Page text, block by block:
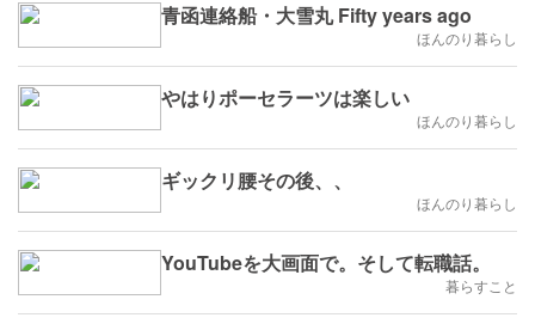
青函連絡船・大雪丸 Fifty years ago
ほんのり暮らし
やはりポーセラーツは楽しい
ほんのり暮らし
ギックリ腰その後、、
ほんのり暮らし
YouTubeを大画面で。そして転職話。
暮らすこと